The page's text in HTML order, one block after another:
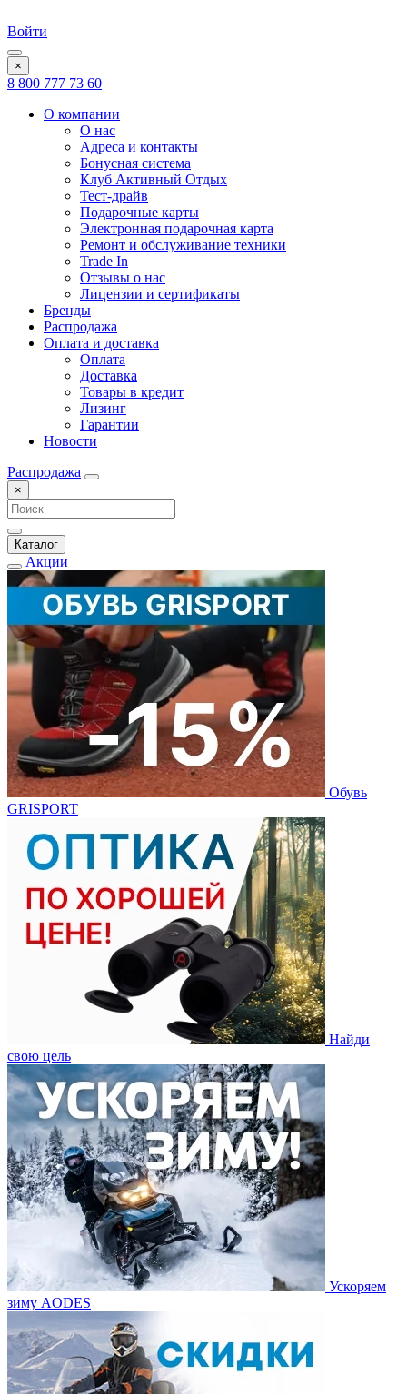
Войти
×
8 800 777 73 60
О компании
О нас
Адреса и контакты
Бонусная система
Клуб Активный Отдых
Тест-драйв
Подарочные карты
Электронная подарочная карта
Ремонт и обслуживание техники
Trade In
Отзывы о нас
Лицензии и сертификаты
Бренды
Распродажа
Оплата и доставка
Оплата
Доставка
Товары в кредит
Лизинг
Гарантии
Новости
Распродажа
×
Каталог
Акции
Обувь
GRISPORT
Найди
свою цель
Ускоряем
зиму AODES